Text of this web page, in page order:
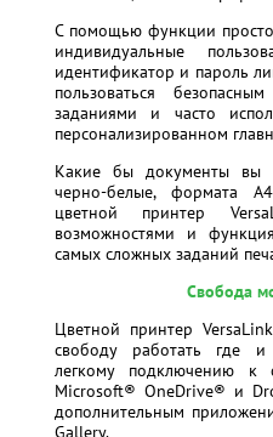
С помощью функции
индивидуальные
идентификатор и пароль
пользоваться
заданиями и часто
персонализированном
Какие бы документы вы
черно-белые, формата
цветной принтер
возможностями и
самых сложных заданий
Свобода
Цветной принтер
свободу работать где и
легкому подключению к
Microsoft® OneDrive® и
дополнительным
Gallery.